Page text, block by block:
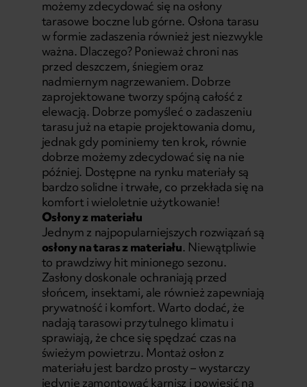
możemy zdecydować się na osłony
tarasowe boczne lub górne. Osłona tarasu
w formie zadaszenia również jest niezwykle
ważna. Dlaczego? Ponieważ chroni nas
przed deszczem, śniegiem oraz
nadmiernym nagrzewaniem. Dobrze
zaprojektowane tworzy spójną całość z
elewacją. Dobrze pomyśleć o zadaszeniu
tarasu już na etapie projektowania domu,
jednak gdy pominiemy ten krok, równie
dobrze możemy zdecydować się na nie
później. Dostępne na rynku materiały są
bardzo solidne i trwałe, co przekłada się na
komfort i wieloletnie użytkowanie!
Osłony z materiału
Jednym z najpopularniejszych rozwiązań są
osłony na taras z materiału. Niewątpliwie
to prawdziwy hit minionego sezonu.
Zasłony doskonale ochraniają przed
słońcem, insektami, ale również zapewniają
prywatność i komfort. Warto dodać, że
nadają tarasowi przytulnego klimatu i
sprawiają, że chce się spędzać czas na
świeżym powietrzu. Montaż osłon z
materiału jest bardzo prosty – wystarczy
jedynie zamontować karnisz i powiesić na